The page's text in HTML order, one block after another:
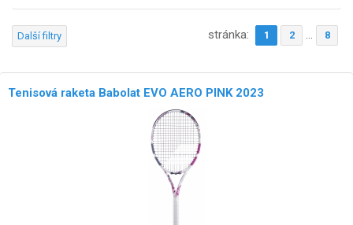
Další filtry stránka: 1 2 ... 8
Tenisová raketa Babolat EVO AERO PINK 2023